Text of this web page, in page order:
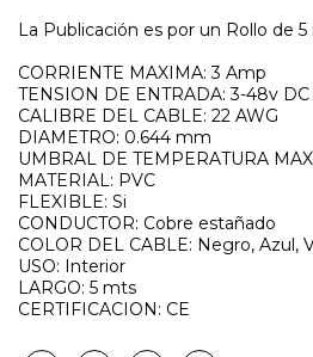
La Publicación es por un Rollo de
CORRIENTE MAXIMA: 3 Amp
TENSION DE ENTRADA: 3-48v DC
CALIBRE DEL CABLE: 22 AWG
DIAMETRO: 0.644 mm
UMBRAL DE TEMPERATURA
MATERIAL: PVC
FLEXIBLE: Si
CONDUCTOR: Cobre estañado
COLOR DEL CABLE: Negro, Azul,
USO: Interior
LARGO: 5 mts
CERTIFICACION: CE